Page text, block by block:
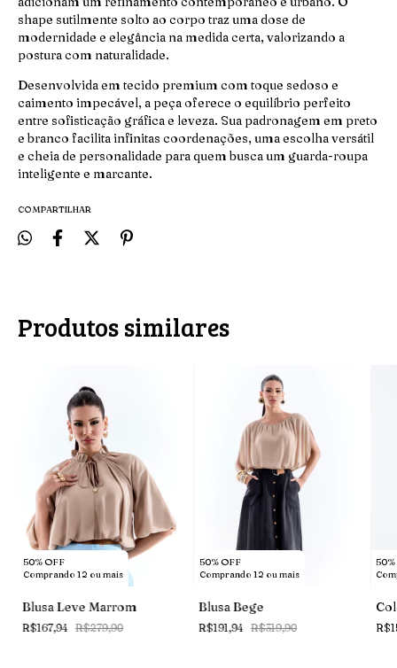
shape sutilmente solto ao corpo traz uma dose de
modernidade e elegância na medida certa, valorizando a
postura com naturalidade.
​Desenvolvida em tecido premium com toque sedoso e
caimento impecável, a peça oferece o equilíbrio perfeito
entre sofisticação gráfica e leveza. Sua padronagem em preto
e branco facilita infinitas coordenações, uma escolha versátil
e cheia de personalidade para quem busca um guarda-roupa
inteligente e marcante.
COMPARTILHAR
Produtos similares
50% OFF
Comprando 12 ou mais
Blusa Leve Marrom
R$167,94 R$279,90
50% OFF
Comprando 12 ou mais
Blusa Bege
R$191,94 R$319,90